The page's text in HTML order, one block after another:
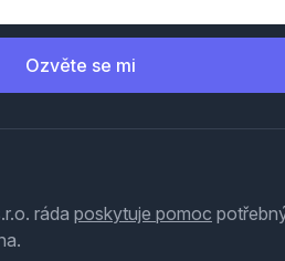
Ozvěte se mi
ráda poskytuje pomoc